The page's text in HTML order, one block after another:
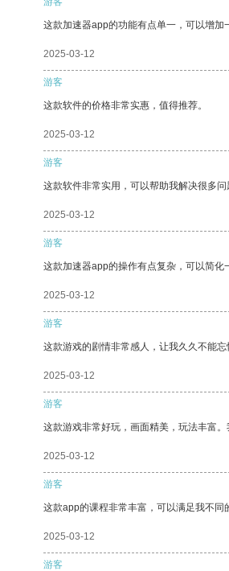
这款加速器app的功能有点单一，可以增加
2025-03-12
游客
这款软件的价格非常实惠，值得推荐。
2025-03-12
游客
这款软件非常实用，可以帮助我解决很多
2025-03-12
游客
这款加速器app的操作有点复杂，可以简化
2025-03-12
游客
这款游戏的剧情非常感人，让我久久不能忘
2025-03-12
游客
这款游戏非常好玩，画面精美，玩法丰富
2025-03-12
游客
这款app的课程非常丰富，可以满足我不同
2025-03-12
游客